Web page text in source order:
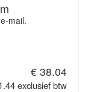
mail.
€ 38.04
exclusief btw